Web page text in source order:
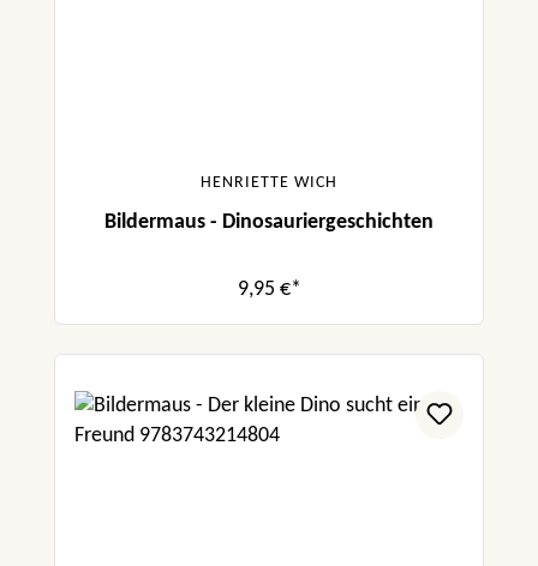
HENRIETTE WICH
Bildermaus - Dinosauriergeschichten
9,95 €*